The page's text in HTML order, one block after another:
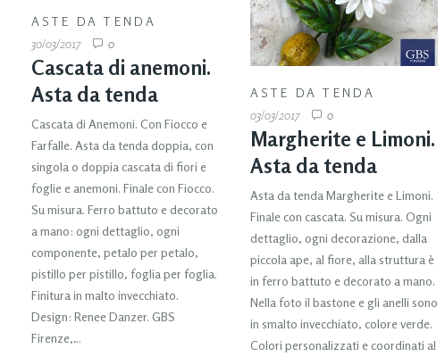
ASTE DA TENDA
30/03/2017
0
Cascata di anemoni.
Asta da tenda
Cascata di Anemoni. Con Fiocco e
Farfalle. Asta da tenda doppia, con
singola o doppia cascata di fiori e
foglie e anemoni. Finale con Fiocco.
Su misura. Ferro battuto e decorato
a mano: ogni dettaglio, ogni
componente, petalo per petalo,
pistillo per pistillo, foglia per foglia.
Finitura in malto invecchiato.
Design: Renee Danzer. GBS
Firenze,…
ASTE DA TENDA
03/03/2017
0
Margherite e Limoni.
Asta da tenda
Asta da tenda Margherite e Limoni.
Finale con cascata. Su misura. Ogni
dettaglio, ogni decorazione, dalla
piccola ape, al fiore, alla struttura è
in ferro battuto e decorato a mano.
Nella foto il bastone e gli anelli sono
in smalto invecchiato, colore verde.
Colori personalizzati e coordinati al